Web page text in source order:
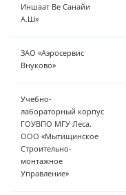
Иншаат Ве Санайи
А.Ш»
ЗАО «Аэросервис
Внуково»
Учебно-
лабораторный корпус
ГОУВПО МГУ Леса.
ООО «Мытищинское
Строительно-
монтажное
Управление»